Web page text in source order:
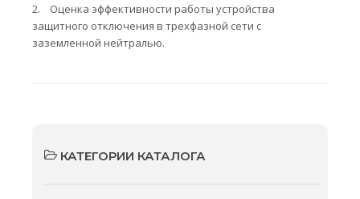
2.
Оценка эффективности работы устройства
защитного отключения в трехфазной сети с
заземленной нейтралью.
КАТЕГОРИИ КАТАЛОГА